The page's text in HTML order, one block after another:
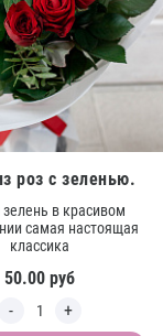
роз с зеленью.
в красивом
самая настоящая
классика
50.00 руб